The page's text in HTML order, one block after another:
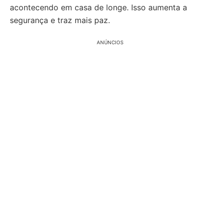
acontecendo em casa de longe. Isso aumenta a
segurança e traz mais paz.
ANÚNCIOS